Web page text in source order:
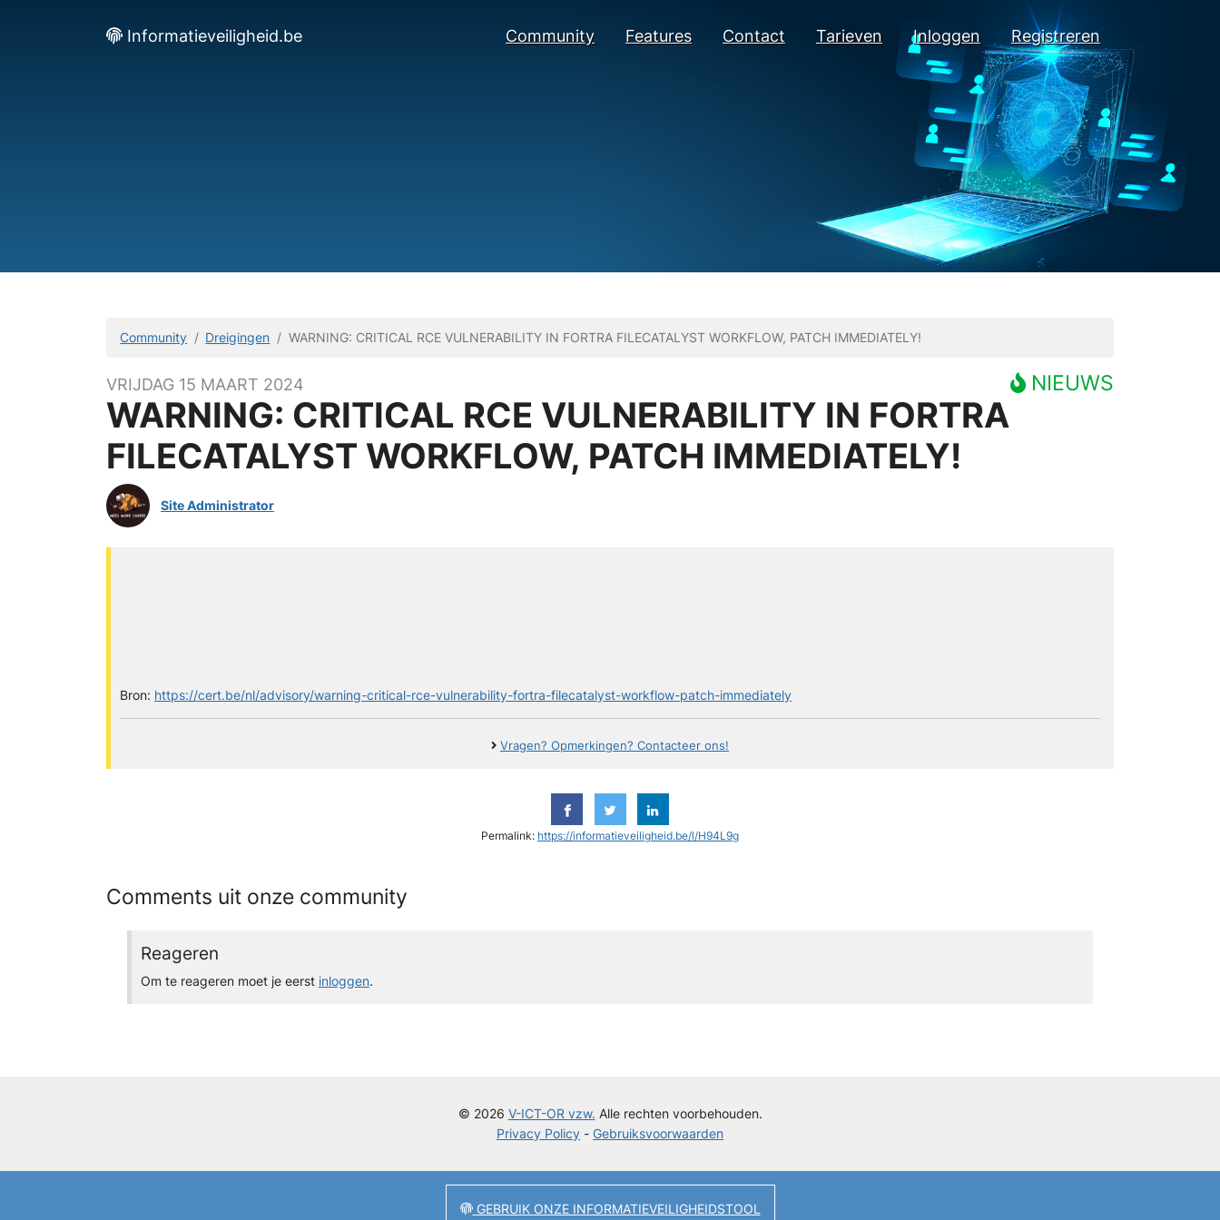
Informatieveiligheid.be Community Features Contact Tarieven Inloggen Registreren
Community Dreigingen WARNING: CRITICAL RCE VULNERABILITY IN FORTRA FILECATALYST WORKFLOW, PATCH IMMEDIATELY!
NIEUWS
VRIJDAG 15 MAART 2024
WARNING: CRITICAL RCE VULNERABILITY IN FORTRA
FILECATALYST WORKFLOW, PATCH IMMEDIATELY!
Site Administrator
Bron: https://cert.be/nl/advisory/warning-critical-rce-vulnerability-fortra-filecatalyst-workflow-patch-immediately
Vragen? Opmerkingen? Contacteer ons!
Permalink: https://informatieveiligheid.be/l/H94L9g
Comments uit onze community
Reageren
Om te reageren moet je eerst inloggen.
© 2026 V-ICT-OR vzw. Alle rechten voorbehouden.
Privacy Policy - Gebruiksvoorwaarden
GEBRUIK ONZE INFORMATIEVEILIGHEIDSTOOL